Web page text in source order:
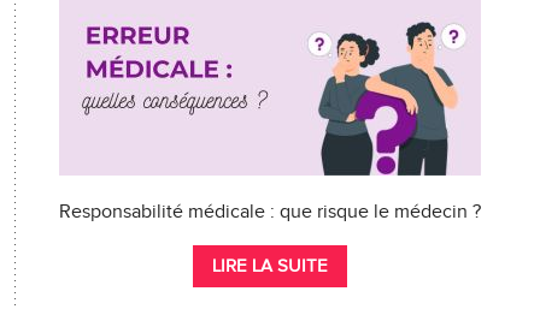
Responsabilité médicale : que risque le médecin ?
LIRE LA SUITE